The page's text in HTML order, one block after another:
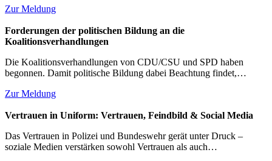
Zur Meldung
Forderungen der politischen Bildung an die
Koalitionsverhandlungen
Die Koalitionsverhandlungen von CDU/CSU und SPD haben
begonnen. Damit politische Bildung dabei Beachtung findet,…
Zur Meldung
Vertrauen in Uniform: Vertrauen, Feindbild & Social Media
Das Vertrauen in Polizei und Bundeswehr gerät unter Druck –
soziale Medien verstärken sowohl Vertrauen als auch…